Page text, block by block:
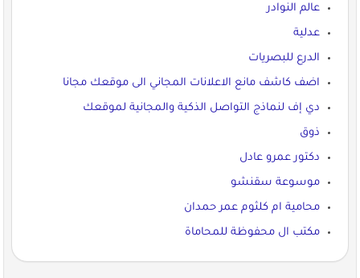
عالم النوادر
عدلية
الدرع للبصريات
اضف كاشف مانع الاعلانات المجاني الى موقعك مجانا
دي إف لنماذج التواصل الذكية والمجانية لموقعك
ذوق
دكتور عمرو عادل
موسوعة سقنشو
محامية ام كلثوم عمر حمدان
مكتب ال محفوظة للمحاماة